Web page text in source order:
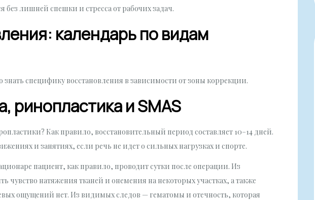
без лишней спешки и стресса от рабочих задач.
календарь по видам
специфику восстановления в зависимости от зоны коррекции.
ринопластика иSMAS
Как правило, восстановительный период составляет 10–14 дней.
и занятиях, если речь не идет о сильных нагрузках и спорте.
пациент, как правило, проводит сутки после операции. Из
чувство натяжения тканей и онемения на некоторых участках, а также
ощущений нет. Из видимых следов — гематомы и отечность, которая